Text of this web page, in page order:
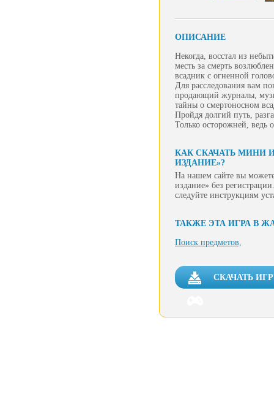
ОПИСАНИЕ
Некогда, восстал из
месть за смерть
всадник с огненной
Для расследования вам
продающий журналы,
тайны о смертоносном
Пройдя долгий путь,
Только осторожней, ведь
КАК СКАЧАТЬ МИНИ
ИЗДАНИЕ»?
На нашем сайте вы
издание» без
следуйте инструкциям
ТАКЖЕ ЭТА ИГРА В
Поиск предметов,
СКАЧАТЬ